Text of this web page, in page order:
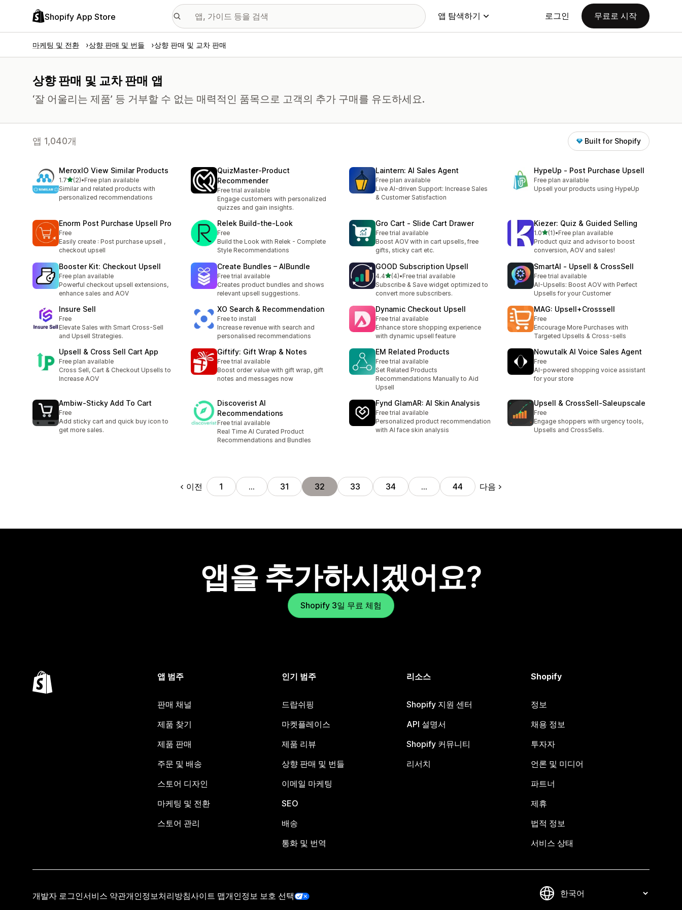
Shopify App Store 앱 탐색하기 로그인 무료로 시작
마케팅 및 전환 상향 판매 및 번들 상향 판매 및 교차 판매
상향 판매 및 교차 판매 앱
‘잘 어울리는 제품’ 등 거부할 수 없는 매력적인 품목으로 고객의 추가 구매를 유도하세요.
앱 1,040개 Built for Shopify
MeroxIO View Similar Products
1.7별 5개 중
(2)
총 리뷰 2개
•Free plan available
Similar and related products with
personalized recommendations
QuizMaster‑Product
Recommender
Free trial available
Engage customers with personalized
quizzes and gain insights.
Laintern: AI Sales Agent
Free plan available
Live AI-driven Support: Increase Sales
& Customer Satisfaction
HypeUp ‑ Post Purchase Upsell
Free plan available
Upsell your products using HypeUp
Enorm Post Purchase Upsell Pro
Free
Easily create : Post purchase upsell ,
checkout upsell
Relek Build‑the‑Look
Free
Build the Look with Relek - Complete
Style Recommendations
Gro Cart ‑ Slide Cart Drawer
Free trial available
Boost AOV with in cart upsells, free
gifts, sticky cart etc.
Kiezer: Quiz & Guided Selling
1.0별 5개 중
(1)
총 리뷰 1개
•Free plan available
Product quiz and advisor to boost
conversion, AOV and sales!
Booster Kit: Checkout Upsell
Free plan available
Powerful checkout upsell extensions,
enhance sales and AOV
Create Bundles – AIBundle
Free trial available
Creates product bundles and shows
relevant upsell suggestions.
GOOD Subscription Upsell
4.4별 5개 중
(4)
총 리뷰 4개
•Free trial available
Subscribe & Save widget optimized to
convert more subscribers.
SmartAI ‑ Upsell & CrossSell
Free trial available
AI-Upsells: Boost AOV with Perfect
Upsells for your Customer
Insure Sell
Free
Elevate Sales with Smart Cross-Sell
and Upsell Strategies.
XO Search & Recommendation
Free to install
Increase revenue with search and
personalised recommendations
Dynamic Checkout Upsell
Free trial available
Enhance store shopping experience
with dynamic upsell feature
MAG: Upsell+Crosssell
Free
Encourage More Purchases with
Targeted Upsells & Cross-sells
Upsell & Cross Sell Cart App
Free plan available
Cross Sell, Cart & Checkout Upsells to
Increase AOV
Giftify: Gift Wrap & Notes
Free trial available
Boost order value with gift wrap, gift
notes and messages now
EM Related Products
Free trial available
Set Related Products
Recommendations Manually to Aid
Upsell
Nowutalk AI Voice Sales Agent
Free
AI-powered shopping voice assistant
for your store
Ambiw‑Sticky Add To Cart
Free
Add sticky cart and quick buy icon to
get more sales.
Discoverist AI
Recommendations
Free trial available
Real Time AI Curated Product
Recommendations and Bundles
Fynd GlamAR: AI Skin Analysis
Free trial available
Personalized product recommendation
with AI face skin analysis
Upsell & CrossSell‑Saleupscale
Free
Engage shoppers with urgency tools,
Upsells and CrossSells.
이전 1 … 31 32 33 34 … 44 다음
앱을 추가하시겠어요?
Shopify 3일 무료 체험
앱 범주
판매 채널
제품 찾기
제품 판매
주문 및 배송
스토어 디자인
마케팅 및 전환
스토어 관리
인기 범주
드랍쉬핑
마켓플레이스
제품 리뷰
상향 판매 및 번들
이메일 마케팅
SEO
배송
통화 및 번역
리소스
Shopify 지원 센터
API 설명서
Shopify 커뮤니티
리서치
Shopify
정보
채용 정보
투자자
언론 및 미디어
파트너
제휴
법적 정보
서비스 상태
개발자 로그인서비스 약관개인정보처리방침사이트 맵개인정보 보호 선택